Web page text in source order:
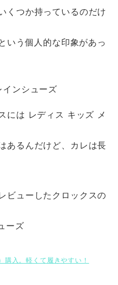
くつか持っているのだけ
いう個人的な印象があっ
には レディス キッズ メ
あるんだけど、カレは長
ビューしたクロックスの
購入。軽くて履きやすい！